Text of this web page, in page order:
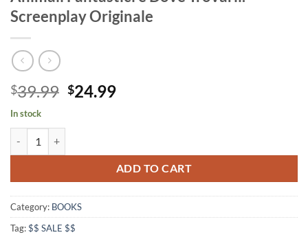
Screenplay Originale
$39.99 Original
$24.99Current
In stock
ADD TO CART
Category: BOOKS
Tag:$$ SALE $$